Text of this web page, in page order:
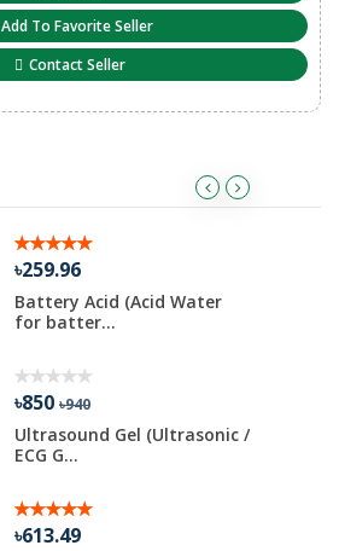
Add To Favorite Seller
Contact Seller
৳259.96
Battery Acid (Acid Water
for batter...
৳850 ৳940
Ultrasound Gel (Ultrasonic /
ECG G...
৳613.49